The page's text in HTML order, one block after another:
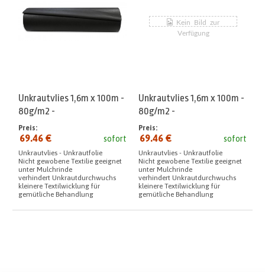
Unkrautvlies 1,6m x 100m -
80g/m2 -
sofort
Preis:
69.46 €
Unkrautvlies - Unkrautfolie
Nicht gewobene Textilie geeignet
unter Mulchrinde
verhindert Unkrautdurchwuchs
kleinere Textilwicklung für
gemütliche Behandlung
Unkrautvlies 1,6m x 100m -
80g/m2 -
sofort
Preis:
69.46 €
Unkrautvlies - Unkrautfolie
Nicht gewobene Textilie geeignet
unter Mulchrinde
verhindert Unkrautdurchwuchs
kleinere Textilwicklung für
gemütliche Behandlung